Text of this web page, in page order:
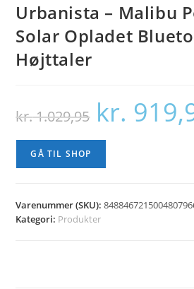
Urbanista – Malibu
Solar Opladet
Højttaler
kr.1.029,95
Den
oprindelige
pris
kr. 1.029,95.
kr.
GÅ TIL SHOP
Varenummer (SKU):
Kategori: Produkter